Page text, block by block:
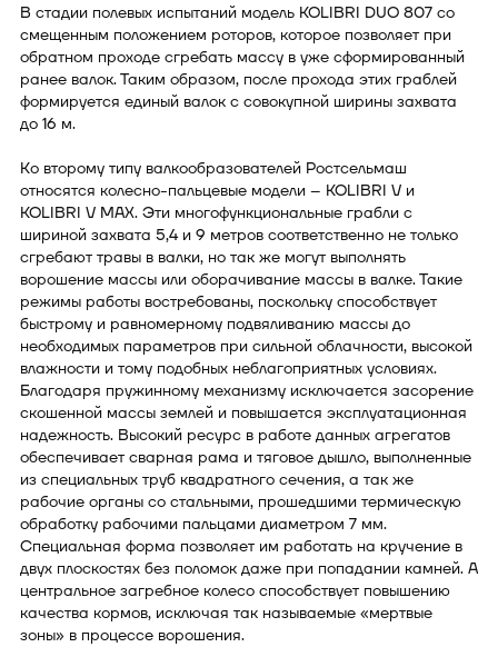
В стадии полевых испытаний модель KOLIBRI DUO 807 со
смещенным положением роторов, которое позволяет при
обратном проходе сгребать массу в уже сформированный
ранее валок. Таким образом, после прохода этих граблей
формируется единый валок с совокупной ширины захвата
до 16 м.
Ко второму типу валкообразователей Ростсельмаш
относятся колесно-пальцевые модели – KOLIBRI V и
KOLIBRI V MAX. Эти многофункциональные грабли с
шириной захвата 5,4 и 9 метров соответственно не только
сгребают травы в валки, но так же могут выполнять
ворошение массы или оборачивание массы в валке. Такие
режимы работы востребованы, поскольку способствует
быстрому и равномерному подвяливанию массы до
необходимых параметров при сильной облачности, высокой
влажности и тому подобных неблагоприятных условиях.
Благодаря пружинному механизму исключается засорение
скошенной массы землей и повышается эксплуатационная
надежность. Высокий ресурс в работе данных агрегатов
обеспечивает сварная рама и тяговое дышло, выполненные
из специальных труб квадратного сечения, а так же
рабочие органы со стальными, прошедшими термическую
обработку рабочими пальцами диаметром 7 мм.
Специальная форма позволяет им работать на кручение в
двух плоскостях без поломок даже при попадании камней. А
центральное загребное колесо способствует повышению
качества кормов, исключая так называемые «мертвые
зоны» в процессе ворошения.